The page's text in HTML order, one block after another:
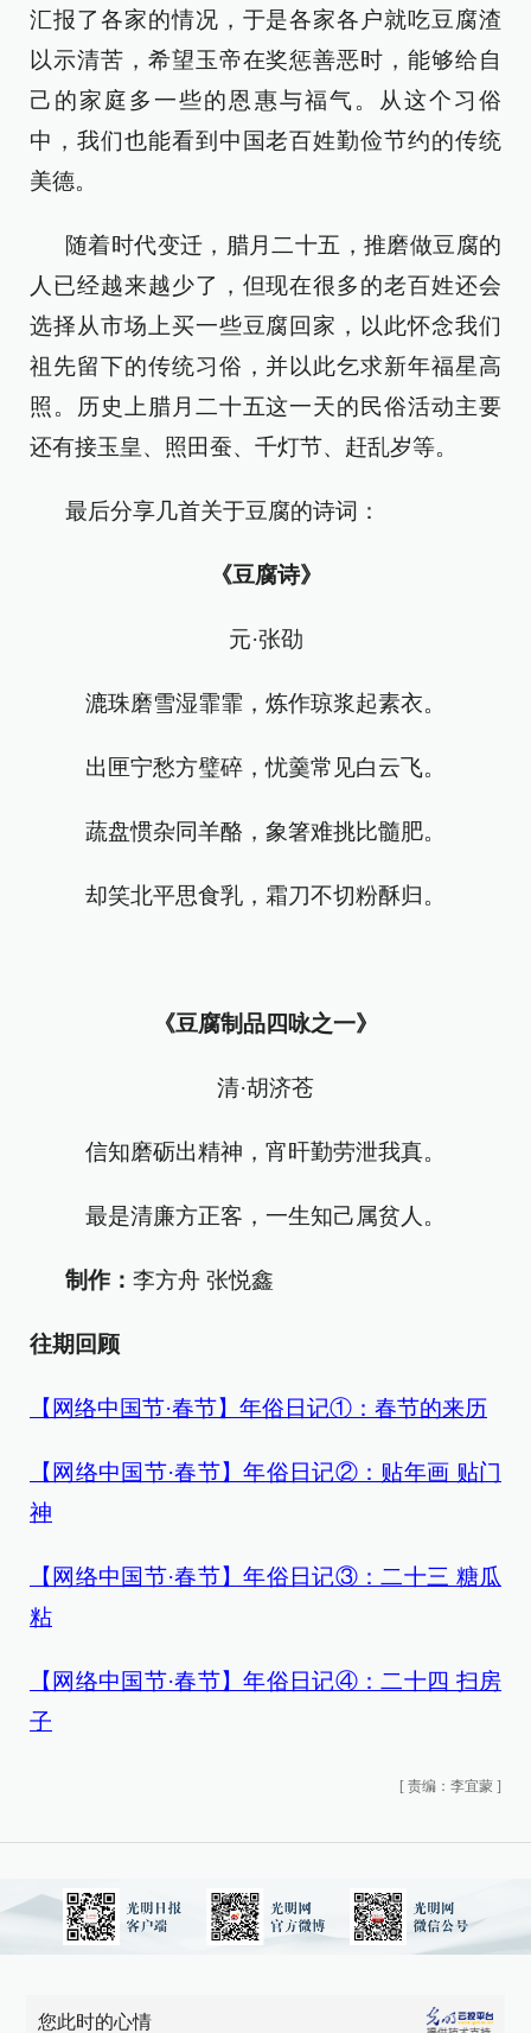
汇报了各家的情况，于是各家各户就吃豆腐渣
以示清苦，希望玉帝在奖惩善恶时，能够给自
己的家庭多一些的恩惠与福气。从这个习俗
中，我们也能看到中国老百姓勤俭节约的传统
美德。
随着时代变迁，腊月二十五，推磨做豆腐的
人已经越来越少了，但现在很多的老百姓还会
选择从市场上买一些豆腐回家，以此怀念我们
祖先留下的传统习俗，并以此乞求新年福星高
照。历史上腊月二十五这一天的民俗活动主要
还有接玉皇、照田蚕、千灯节、赶乱岁等。
最后分享几首关于豆腐的诗词：
《豆腐诗》
元·张劭
漉珠磨雪湿霏霏，炼作琼浆起素衣。
出匣宁愁方璧碎，忧羹常见白云飞。
蔬盘惯杂同羊酪，象箸难挑比髓肥。
却笑北平思食乳，霜刀不切粉酥归。
《豆腐制品四咏之一》
清·胡济苍
信知磨砺出精神，宵旰勤劳泄我真。
最是清廉方正客，一生知己属贫人。
制作： 李方舟 张悦鑫
往期回顾
【网络中国节·春节】年俗日记①：春节的来历
【网络中国节·春节】年俗日记②：贴年画 贴门
神
【网络中国节·春节】年俗日记③：二十三 糖瓜
粘
【网络中国节·春节】年俗日记④：二十四 扫房
子
[ 责编：李宜蒙 ]
您此时的心情